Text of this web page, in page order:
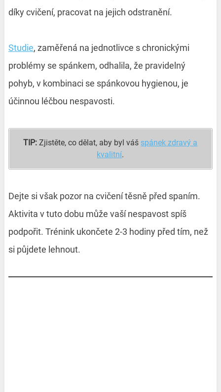
díky cvičení, pracovat na jejich odstranění.
Studie, zaměřená na jednotlivce s chronickými
problémy se spánkem, odhalila, že pravidelný
pohyb, v kombinaci se spánkovou hygienou, je
účinnou léčbou nespavosti.
TIP: Zjistěte, co dělat, aby byl váš spánek zdravý a
kvalitní.
Dejte si však pozor na cvičení těsně před spaním.
Aktivita v tuto dobu může vaší nespavost spíš
podpořit. Trénink ukončete 2-3 hodiny před tím, než
si půjdete lehnout.